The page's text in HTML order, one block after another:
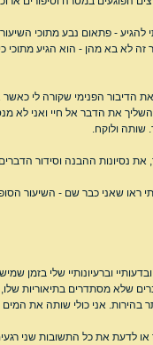
- פתאום נבע מתוכי
לא בא מהן - הוא הגיע מתוכי
הדיבור הפנימי שקורה לי
את הדבר אל חיי ואני לא
שותה ולוקח.
נסיונות ההבנה וסידור
ראו שאני כבר שם - השיעור
וברעיונותיי שלי בזמן
שלא מסתדרים בתיאוריות
בהירות. אני כולי שותה את
או לדעת את כל התשובות שני